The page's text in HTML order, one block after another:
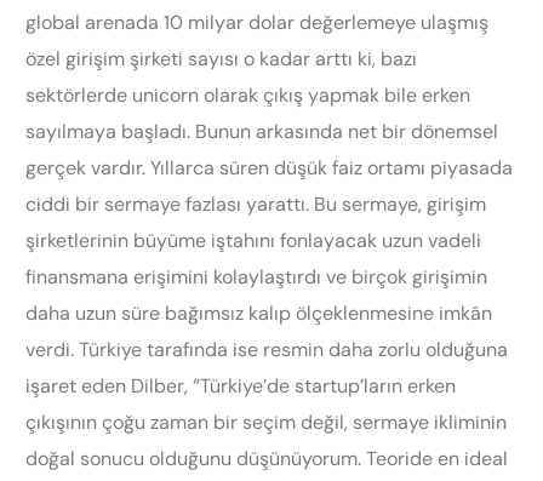
global arenada 10 milyar dolar değerlemeye ulaşmış
özel girişim şirketi sayısı o kadar arttı ki, bazı
sektörlerde unicorn olarak çıkış yapmak bile erken
sayılmaya başladı. Bunun arkasında net bir dönemsel
gerçek vardır. Yıllarca süren düşük faiz ortamı piyasada
ciddi bir sermaye fazlası yarattı. Bu sermaye, girişim
şirketlerinin büyüme iştahını fonlayacak uzun vadeli
finansmana erişimini kolaylaştırdı ve birçok girişimin
daha uzun süre bağımsız kalıp ölçeklenmesine imkân
verdi. Türkiye tarafında ise resmin daha zorlu olduğuna
işaret eden Dilber, “Türkiye’de startup’ların erken
çıkışının çoğu zaman bir seçim değil, sermaye ikliminin
doğal sonucu olduğunu düşünüyorum. Teoride en ideal